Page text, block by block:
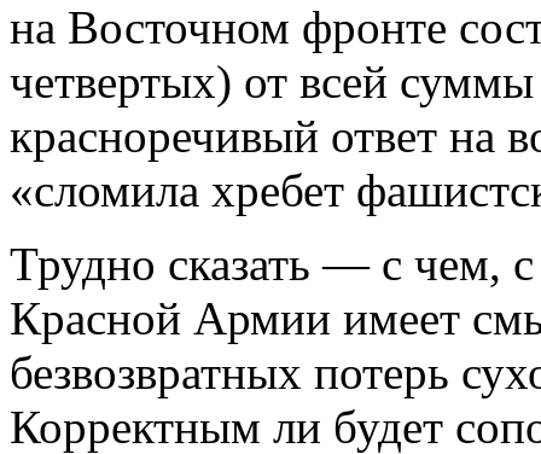
на Восточном фронте
четвертых) от всей
красноречивый ответ на
«сломила хребет
Трудно сказать — с чем,
Красной Армии имеет
безвозвратных потерь
Корректным ли будет